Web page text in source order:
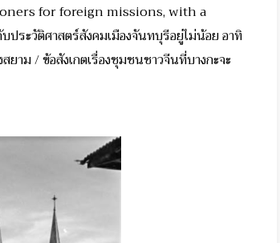
for foreign missions, with a
ะวัติศาสตร์สังคมเมืองจันทบุรีอยู่ไม่น้อย อาทิ
าม / ข้อสังเกตเรื่องชุมชนชาวจีนที่บางกะจะ